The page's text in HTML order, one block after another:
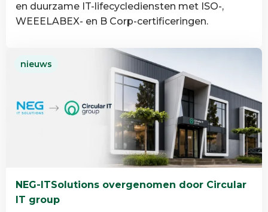
en duurzame IT-lifecyclediensten met ISO-,
WEEELABEX- en B Corp-certificeringen.
meer
Circular
gecertificeerde
ITAD-
nieuws
NEG-ITSolutions overgenomen door Circular
IT group